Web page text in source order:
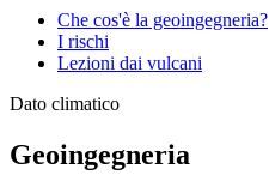
Che cos'è la geoingegneria?
I rischi
Lezioni dai vulcani
Dato climatico
Geoingegneria